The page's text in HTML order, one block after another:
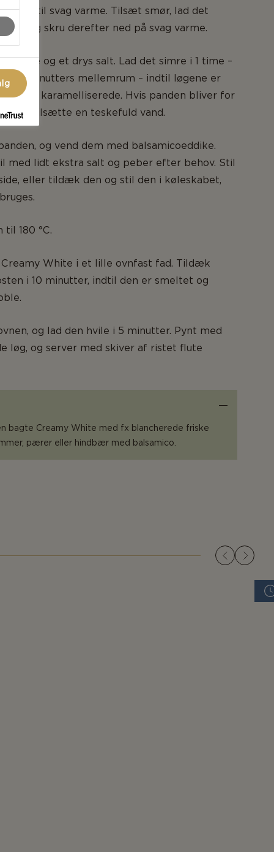
jævn til svag varme. Tilsæt smør, lad det
op, og skru derefter ned på svag varme.
og et drys salt. Lad det simre i 1 time –
15 minutters mellemrum – indtil løgene er
og karamelliserede. Hvis panden bliver for
du tilsætte en teskefuld vand.
og vend dem med balsamicoeddike.
med lidt ekstra salt og peber efter behov. Stil
eller tildæk den og stil den i køleskabet,
til 180 °C.
White i et lille ovnfast fad. Tildæk
i 10 minutter, indtil den er smeltet og
og lad den hvile i 5 minutter. Pynt med
løg, og server med skiver af ristet flute
bagte Creamy White med fx blancherede friske
pærer eller hindbær med balsamico.